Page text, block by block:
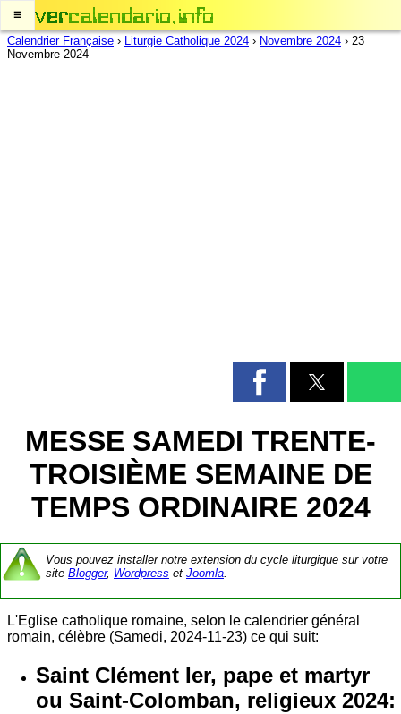
≡
Calendrier Française › Liturgie Catholique 2024 › Novembre 2024 › 23
Novembre 2024
MESSE SAMEDI TRENTE-
TROISIÈME SEMAINE DE
TEMPS ORDINAIRE 2024
Vous pouvez installer notre extension du cycle liturgique sur votre
site Blogger, Wordpress et Joomla.
L'Eglise catholique romaine, selon le calendrier général
romain, célèbre (Samedi, 2024-11-23) ce qui suit:
Saint Clément Ier, pape et martyr
ou Saint-Colomban, religieux 2024: